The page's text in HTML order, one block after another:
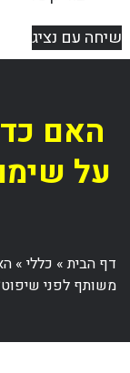
שיחה עם נציג
האם
על
דף הבית» כללי»
משותף לפני